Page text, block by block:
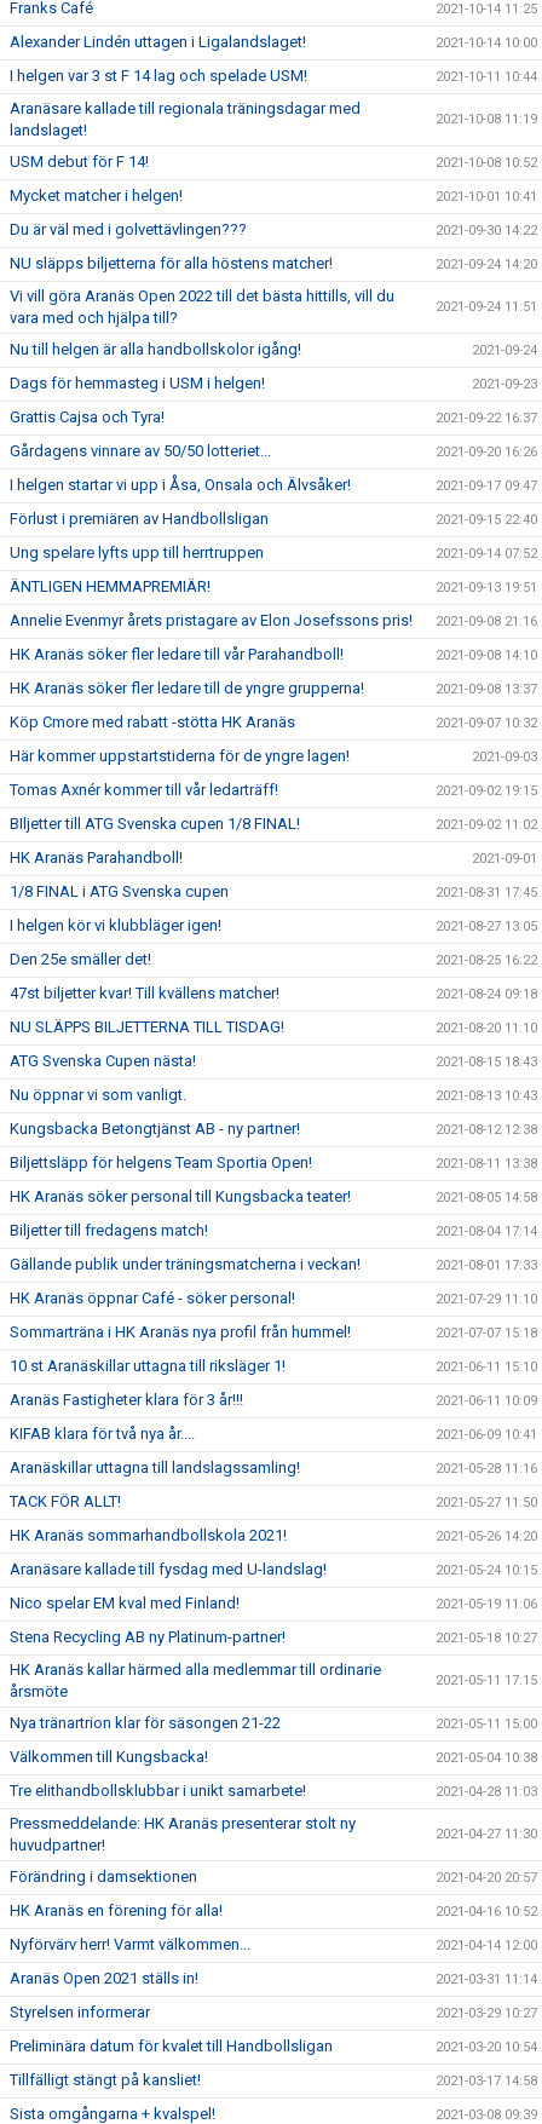
Franks Café 2021-10-14 11:25
Alexander Lindén uttagen i Ligalandslaget! 2021-10-14 10:00
I helgen var 3 st F 14 lag och spelade USM! 2021-10-11 10:44
Aranäsare kallade till regionala träningsdagar med
landslaget!
2021-10-08 11:19
USM debut för F 14! 2021-10-08 10:52
Mycket matcher i helgen! 2021-10-01 10:41
Du är väl med i golvettävlingen??? 2021-09-30 14:22
NU släpps biljetterna för alla höstens matcher! 2021-09-24 14:20
Vi vill göra Aranäs Open 2022 till det bästa hittills, vill du
vara med och hjälpa till?
2021-09-24 11:51
Nu till helgen är alla handbollskolor igång! 2021-09-24
Dags för hemmasteg i USM i helgen! 2021-09-23
Grattis Cajsa och Tyra! 2021-09-22 16:37
Gårdagens vinnare av 50/50 lotteriet... 2021-09-20 16:26
I helgen startar vi upp i Åsa, Onsala och Älvsåker! 2021-09-17 09:47
Förlust i premiären av Handbollsligan 2021-09-15 22:40
Ung spelare lyfts upp till herrtruppen 2021-09-14 07:52
ÄNTLIGEN HEMMAPREMIÄR! 2021-09-13 19:51
Annelie Evenmyr årets pristagare av Elon Josefssons pris! 2021-09-08 21:16
HK Aranäs söker fler ledare till vår Parahandboll! 2021-09-08 14:10
HK Aranäs söker fler ledare till de yngre grupperna! 2021-09-08 13:37
Köp Cmore med rabatt -stötta HK Aranäs 2021-09-07 10:32
Här kommer uppstartstiderna för de yngre lagen! 2021-09-03
Tomas Axnér kommer till vår ledarträff! 2021-09-02 19:15
BIljetter till ATG Svenska cupen 1/8 FINAL! 2021-09-02 11:02
HK Aranäs Parahandboll! 2021-09-01
1/8 FINAL i ATG Svenska cupen 2021-08-31 17:45
I helgen kör vi klubbläger igen! 2021-08-27 13:05
Den 25e smäller det! 2021-08-25 16:22
47st biljetter kvar! Till kvällens matcher! 2021-08-24 09:18
NU SLÄPPS BILJETTERNA TILL TISDAG! 2021-08-20 11:10
ATG Svenska Cupen nästa! 2021-08-15 18:43
Nu öppnar vi som vanligt. 2021-08-13 10:43
Kungsbacka Betongtjänst AB - ny partner! 2021-08-12 12:38
Biljettsläpp för helgens Team Sportia Open! 2021-08-11 13:38
HK Aranäs söker personal till Kungsbacka teater! 2021-08-05 14:58
Biljetter till fredagens match! 2021-08-04 17:14
Gällande publik under träningsmatcherna i veckan! 2021-08-01 17:33
HK Aranäs öppnar Café - söker personal! 2021-07-29 11:10
Sommarträna i HK Aranäs nya profil från hummel! 2021-07-07 15:18
10 st Aranäskillar uttagna till riksläger 1! 2021-06-11 15:10
Aranäs Fastigheter klara för 3 år!!! 2021-06-11 10:09
KIFAB klara för två nya år.... 2021-06-09 10:41
Aranäskillar uttagna till landslagssamling! 2021-05-28 11:16
TACK FÖR ALLT! 2021-05-27 11:50
HK Aranäs sommarhandbollskola 2021! 2021-05-26 14:20
Aranäsare kallade till fysdag med U-landslag! 2021-05-24 10:15
Nico spelar EM kval med Finland! 2021-05-19 11:06
Stena Recycling AB ny Platinum-partner! 2021-05-18 10:27
HK Aranäs kallar härmed alla medlemmar till ordinarie
årsmöte
2021-05-11 17:15
Nya tränartrion klar för säsongen 21-22 2021-05-11 15:00
Välkommen till Kungsbacka! 2021-05-04 10:38
Tre elithandbollsklubbar i unikt samarbete! 2021-04-28 11:03
Pressmeddelande: HK Aranäs presenterar stolt ny
huvudpartner!
2021-04-27 11:30
Förändring i damsektionen 2021-04-20 20:57
HK Aranäs en förening för alla! 2021-04-16 10:52
Nyförvärv herr! Varmt välkommen... 2021-04-14 12:00
Aranäs Open 2021 ställs in! 2021-03-31 11:14
Styrelsen informerar 2021-03-29 10:27
Preliminära datum för kvalet till Handbollsligan 2021-03-20 10:54
Tillfälligt stängt på kansliet! 2021-03-17 14:58
Sista omgångarna + kvalspel! 2021-03-08 09:39